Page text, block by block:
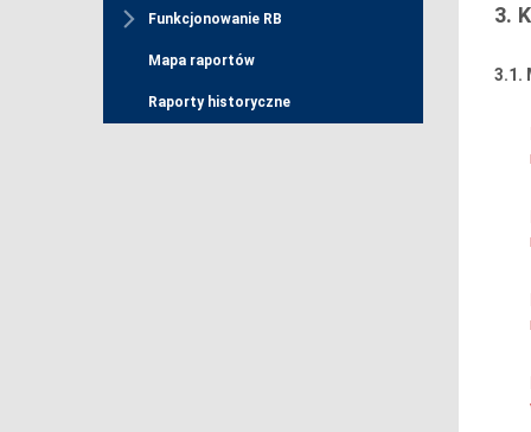
Funkcjonowanie RB
Mapa raportów
Raporty historyczne
3.
3.1.